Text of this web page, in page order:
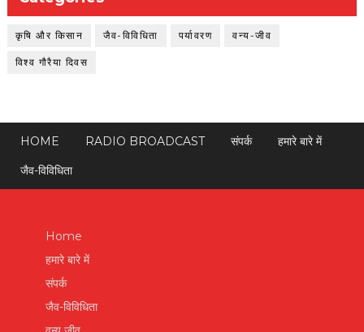
कृषि और किसान जैव-विविधिता पर्यावरण वन्य-जीव
विश्व गौरैया दिवस
HOME RADIO BROADCAST संपर्क
हमारे बारे में
जैव-विविधिता
Home
हमारे बारे में
संपर्क
जैव-विविधिता